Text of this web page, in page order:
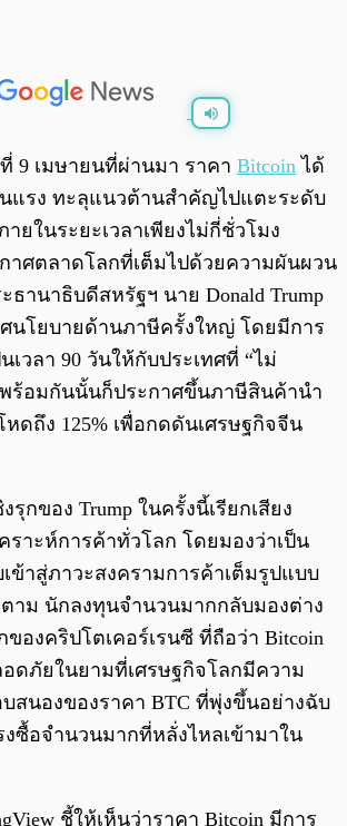
9 เมษายนที่ผ่านมา ราคา Bitcoin ได้
แรง ทะลุแนวต้านสำคัญไปแตะระดับ
ายในระยะเวลาเพียงไม่กี่ชั่วโมง
าศตลาดโลกที่เต็มไปด้วยความผันผวน
ธานาธิบดีสหรัฐฯ นาย Donald Trump
นโยบายด้านภาษีครั้งใหญ่ โดยมีการ
เวลา 90 วันให้กับประเทศที่ “ไม่
ร้อมกันนั้นก็ประกาศขึ้นภาษีสินค้านำ
หดถึง 125% เพื่อกดดันเศรษฐกิจจีน
รุกของ Trump ในครั้งนี้เรียกเสียง
ราะห์การค้าทั่วโลก โดยมองว่าเป็น
าสู่ภาวะสงครามการค้าเต็มรูปแบบ
ตาม นักลงทุนจำนวนมากกลับมองต่าง
ของคริปโตเคอร์เรนซี ที่ถือว่า Bitcoin
ดภัยในยามที่เศรษฐกิจโลกมีความ
สนองของราคา BTC ที่พุ่งขึ้นอย่างฉับ
ซื้อจำนวนมากที่หลั่งไหลเข้ามาใน
ชี้ให้เห็นว่าราคา Bitcoin มีการ